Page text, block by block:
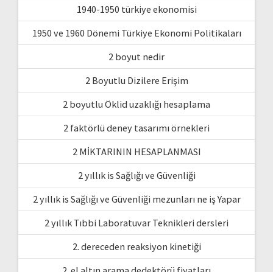
1940-1950 türkiye ekonomisi
1950 ve 1960 Dönemi Türkiye Ekonomi Politikaları
2 boyut nedir
2 Boyutlu Dizilere Erişim
2 boyutlu Öklid uzaklığı hesaplama
2 faktörlü deney tasarımı örnekleri
2 MİKTARININ HESAPLANMASI
2 yıllık is Sağlığı ve Güvenliği
2 yıllık is Sağlığı ve Güvenliği mezunları ne iş Yapar
2 yıllık Tıbbi Laboratuvar Teknikleri dersleri
2. dereceden reaksiyon kinetiği